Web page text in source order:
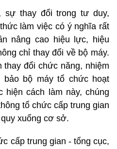
sự thay đổi trong tư duy,
làm việc có ý nghĩa rất
nâng cao hiệu lực, hiệu
chỉ thay đổi về bộ máy.
thay đổi chức năng, nhiệm
bộ máy tổ chức hoạt
hiện cách làm này, chúng
tổ chức cấp trung gian
xuống cơ sở.
cấp trung gian - tổng cục,